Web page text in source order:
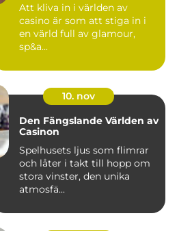
Att kliva in i världen av
casino är som att stiga in i
en värld full av glamour,
sp&a...
10. nov
Den Fängslande Världen av
Casinon
Spelhusets ljus som flimrar
och låter i takt till hopp om
stora vinster, den unika
atmosfä...